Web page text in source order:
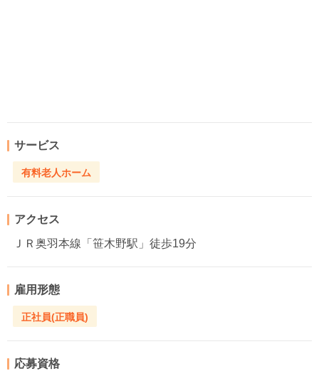
サービス
有料老人ホーム
アクセス
ＪＲ奥羽本線「笹木野駅」徒歩19分
雇用形態
正社員(正職員)
応募資格